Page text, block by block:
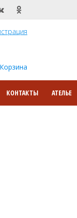
Корзина
КОНТАКТЫ АТЕЛЬЕ